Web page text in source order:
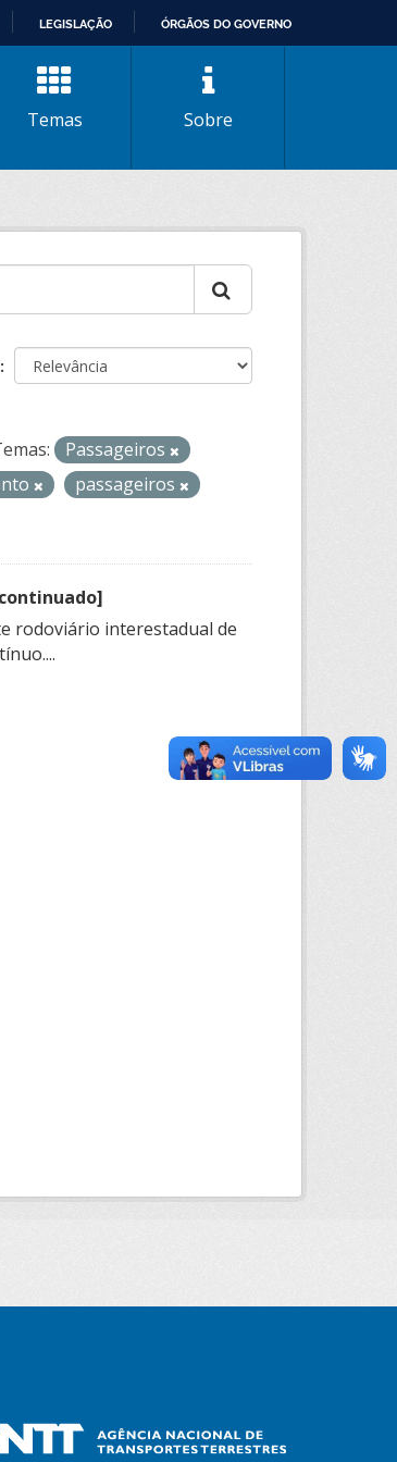
LEGISLAÇÃO ÓRGÃOS DO GOVERNO
Temas Sobre
Passageiros
passageiros
rodoviário interestadual de